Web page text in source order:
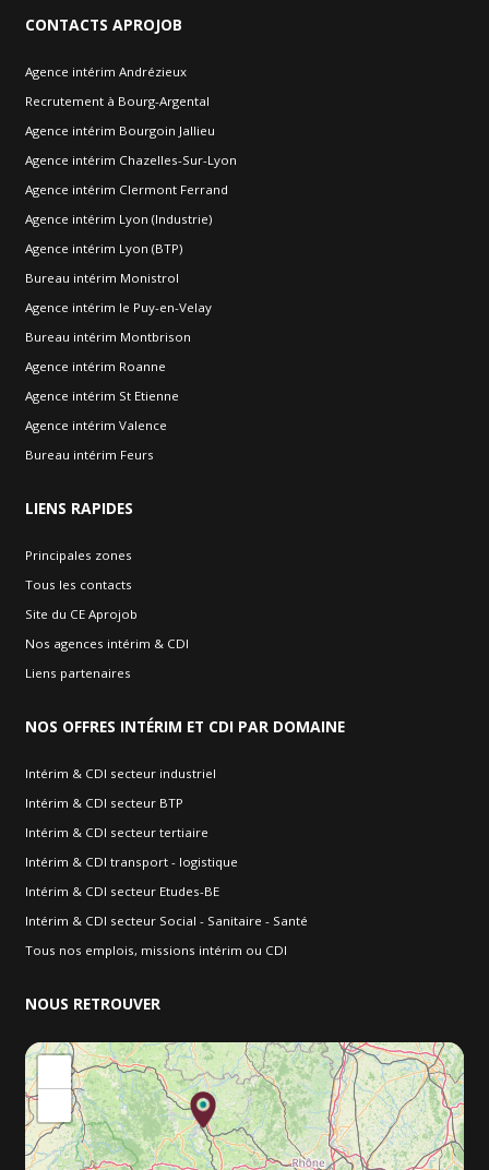
CONTACTS APROJOB
Agence intérim Andrézieux
Recrutement à Bourg-Argental
Agence intérim Bourgoin Jallieu
Agence intérim Chazelles-Sur-Lyon
Agence intérim Clermont Ferrand
Agence intérim Lyon (Industrie)
Agence intérim Lyon (BTP)
Bureau intérim Monistrol
Agence intérim le Puy-en-Velay
Bureau intérim Montbrison
Agence intérim Roanne
Agence intérim St Etienne
Agence intérim Valence
Bureau intérim Feurs
LIENS RAPIDES
Principales zones
Tous les contacts
Site du CE Aprojob
Nos agences intérim & CDI
Liens partenaires
NOS OFFRES INTÉRIM ET CDI PAR DOMAINE
Intérim & CDI secteur industriel
Intérim & CDI secteur BTP
Intérim & CDI secteur tertiaire
Intérim & CDI transport - logistique
Intérim & CDI secteur Etudes-BE
Intérim & CDI secteur Social - Sanitaire - Santé
Tous nos emplois, missions intérim ou CDI
NOUS RETROUVER